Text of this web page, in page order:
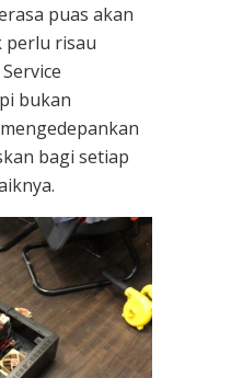
puas akan
perlu risau
Service
bukan
bagi setiap